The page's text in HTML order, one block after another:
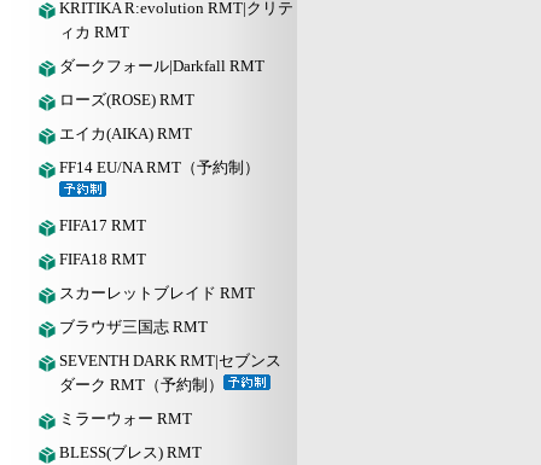
KRITIKA R:evolution RMT|クリテ
ィカ RMT
ダークフォール|Darkfall RMT
ローズ(ROSE) RMT
エイカ(AIKA) RMT
FF14 EU/NA RMT（予約制）
FIFA17 RMT
FIFA18 RMT
スカーレットブレイド RMT
ブラウザ三国志 RMT
SEVENTH DARK RMT|セブンス
ダーク RMT（予約制）
ミラーウォー RMT
BLESS(ブレス) RMT